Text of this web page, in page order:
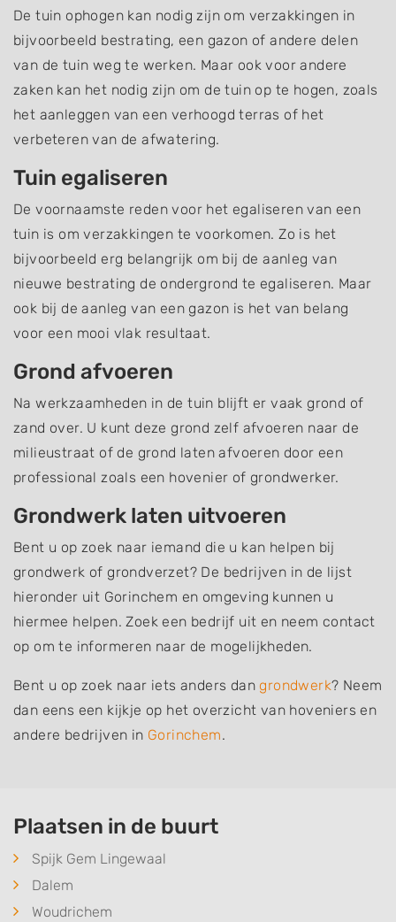
De tuin ophogen kan nodig zijn om verzakkingen in
bijvoorbeeld bestrating, een gazon of andere delen
van de tuin weg te werken. Maar ook voor andere
zaken kan het nodig zijn om de tuin op te hogen, zoals
het aanleggen van een verhoogd terras of het
verbeteren van de afwatering.
Tuin egaliseren
De voornaamste reden voor het egaliseren van een
tuin is om verzakkingen te voorkomen. Zo is het
bijvoorbeeld erg belangrijk om bij de aanleg van
nieuwe bestrating de ondergrond te egaliseren. Maar
ook bij de aanleg van een gazon is het van belang
voor een mooi vlak resultaat.
Grond afvoeren
Na werkzaamheden in de tuin blijft er vaak grond of
zand over. U kunt deze grond zelf afvoeren naar de
milieustraat of de grond laten afvoeren door een
professional zoals een hovenier of grondwerker.
Grondwerk laten uitvoeren
Bent u op zoek naar iemand die u kan helpen bij
grondwerk of grondverzet? De bedrijven in de lijst
hieronder uit Gorinchem en omgeving kunnen u
hiermee helpen. Zoek een bedrijf uit en neem contact
op om te informeren naar de mogelijkheden.
Bent u op zoek naar iets anders dangrondwerk? Neem
dan eens een kijkje op het overzicht van hoveniers en
andere bedrijven in Gorinchem.
Plaatsen in de buurt
Spijk Gem Lingewaal
Dalem
Woudrichem